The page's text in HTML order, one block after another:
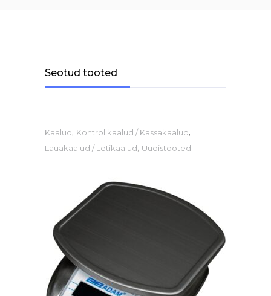
Seotud tooted
Kaalud, Kontrollkaalud / Kassakaalud,
Lauakaalud / Letikaalud, Uudistooted